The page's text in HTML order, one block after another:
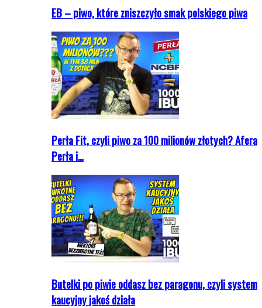
EB – piwo, które zniszczyło smak polskiego piwa
Perła Fit, czyli piwo za 100 milionów złotych? Afera
Perła i…
Butelki po piwie oddasz bez paragonu, czyli system
kaucyjny jakoś działa